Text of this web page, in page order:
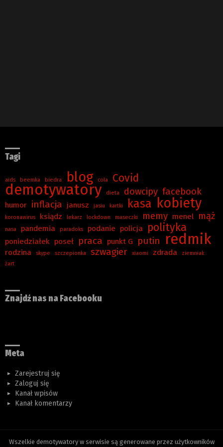
Tagi
aids beemka biedra blog cola Covid
demotywatory dieta dowcipy facebook
humor inflacja janusz jasiu kartki kasa kobiety
koronawirus ksiądz lekarz lockdown maseczki memy menel mąż
nasa pandemia paradoks podanie policja polityka
poniedziałek poseł praca punkt G putin redmik
rodzina skype szczepionka szwagier xiaomi zdrada
ziemniak
żart
Znajdź nas na Facebooku
Meta
Zarejestruj się
Zaloguj się
Kanał wpisów
Kanał komentarzy
Wszelkie demotywatory w serwisie są generowane przez użytkowników